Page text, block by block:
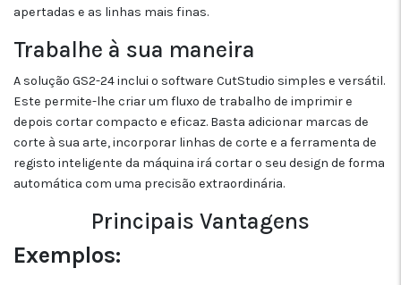
apertadas e as linhas mais finas.
Trabalhe à sua maneira
A solução GS2-24 inclui o software CutStudio simples e versátil.
Este permite-lhe criar um fluxo de trabalho de imprimir e
depois cortar compacto e eficaz. Basta adicionar marcas de
corte à sua arte, incorporar linhas de corte e a ferramenta de
registo inteligente da máquina irá cortar o seu design de forma
automática com uma precisão extraordinária.
Principais Vantagens
Exemplos: